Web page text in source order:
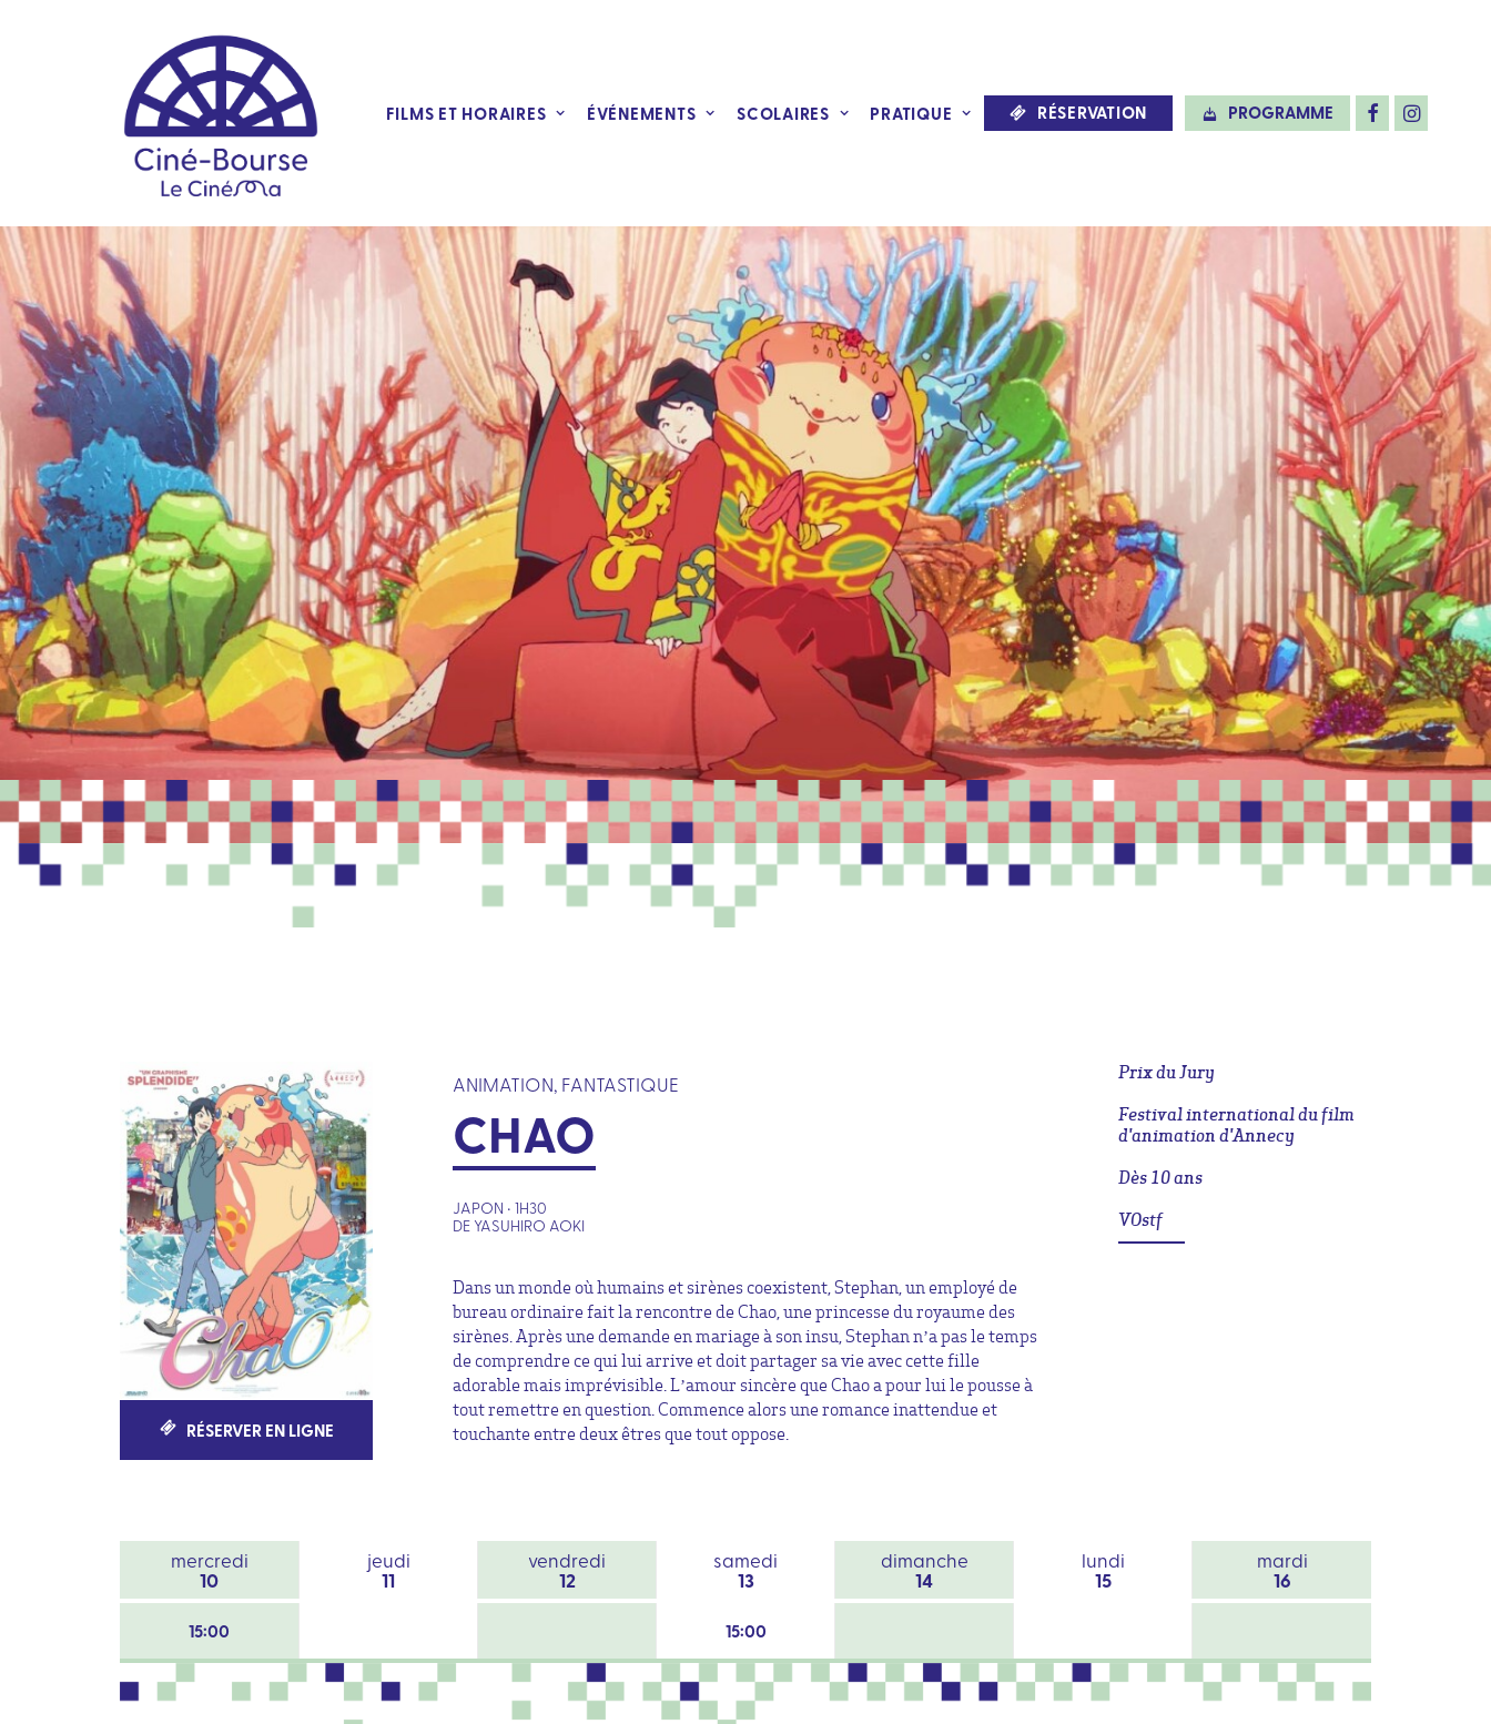
FILMS ET HORAIRES ÉVÉNEMENTS SCOLAIRES PRATIQUE RÉSERVATION PROGRAMME
RÉSERVER EN LIGNE
ANIMATION, FANTASTIQUE
CHAO
JAPON • 1H30
DE YASUHIRO AOKI
Dans un monde où humains et sirènes coexistent, Stephan, un employé de
bureau ordinaire fait la rencontre de Chao, une princesse du royaume des
sirènes. Après une demande en mariage à son insu, Stephan n’a pas le temps
de comprendre ce qui lui arrive et doit partager sa vie avec cette fille
adorable mais imprévisible. L’amour sincère que Chao a pour lui le pousse à
tout remettre en question. Commence alors une romance inattendue et
touchante entre deux êtres que tout oppose.
Prix du Jury
Festival international du film
d'animation d'Annecy
Dès 10 ans
VOstf
mercredi
10
jeudi
11
vendredi
12
samedi
13
dimanche
14
lundi
15
mardi
16
15:00 15:00